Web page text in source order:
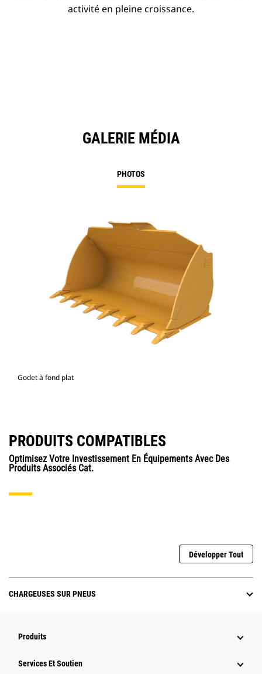
activité en pleine croissance.
GALERIE MÉDIA
PHOTOS
Godet à fond plat
PRODUITS COMPATIBLES
Optimisez Votre Investissement En Équipements Avec Des
Produits Associés Cat.
Développer Tout
CHARGEUSES SUR PNEUS
Produits
Services Et Soutien